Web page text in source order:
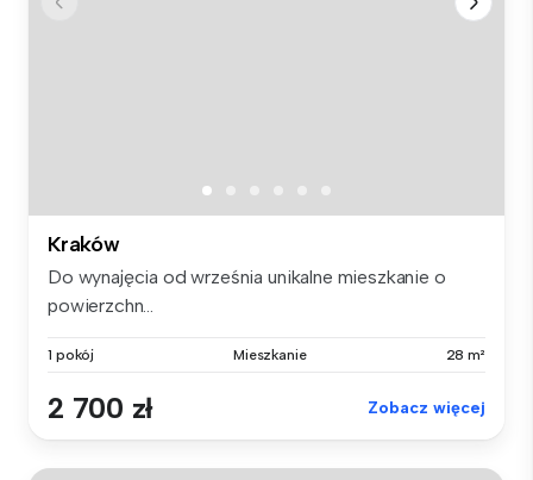
Kraków
Do wynajęcia od września unikalne mieszkanie o
powierzchn...
1 pokój Mieszkanie 28 m²
2 700 zł Zobacz więcej